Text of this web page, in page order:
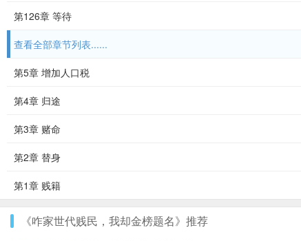
第126章 等待
查看全部章节列表......
第5章 增加人口税
第4章 归途
第3章 赌命
第2章 替身
第1章 贱籍
《咋家世代贱民，我却金榜题名》推荐